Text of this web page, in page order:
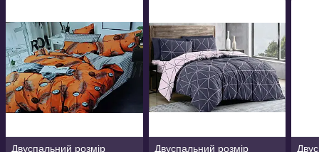
Двуспальний розмір
Двуспальний розмір